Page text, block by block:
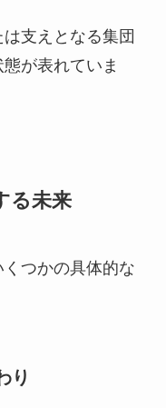
支えとなる集団
が表れていま
る未来
つかの具体的な
り